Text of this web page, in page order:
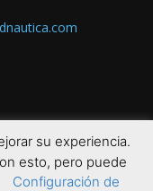
su experiencia.
esto, pero puede
Configuración de